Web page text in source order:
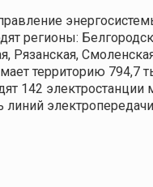
регионы:
Рязанская,
территорию 794,7
142